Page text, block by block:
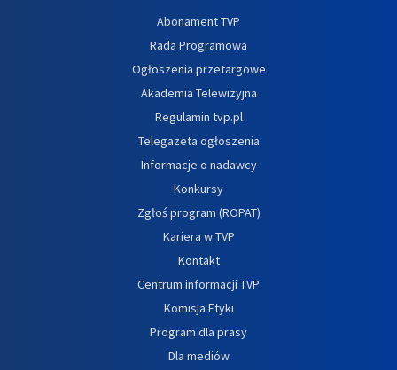
Abonament TVP
Rada Programowa
Ogłoszenia przetargowe
Akademia Telewizyjna
Regulamin tvp.pl
Telegazeta ogłoszenia
Informacje o nadawcy
Konkursy
Zgłoś program (ROPAT)
Kariera w TVP
Kontakt
Centrum informacji TVP
Komisja Etyki
Program dla prasy
Dla mediów